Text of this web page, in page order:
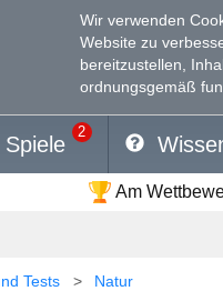
Wir verwenden
Website zu
bereitzustellen,
ordnungsgemäß
Spiele
2
Am
Tests Natur